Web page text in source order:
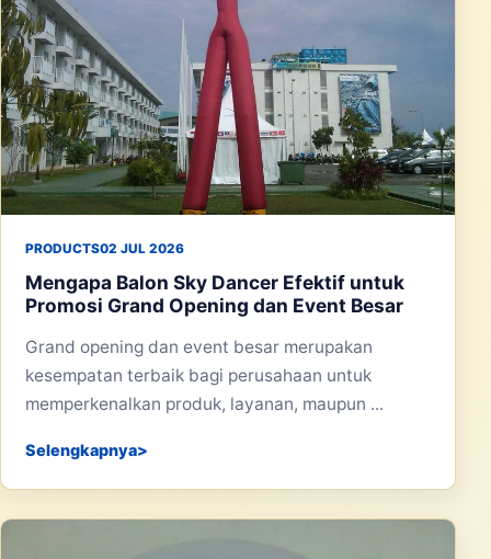
PRODUCTS02 JUL 2026
Mengapa Balon Sky Dancer Efektif untuk
Promosi Grand Opening dan Event Besar
Grand opening dan event besar merupakan
kesempatan terbaik bagi perusahaan untuk
memperkenalkan produk, layanan, maupun ...
Selengkapnya